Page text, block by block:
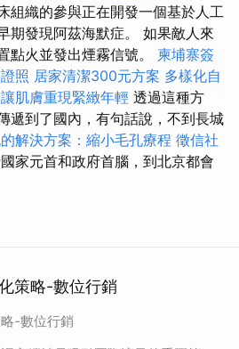
組織的參與正在開發一個基於人工
期發現阿茲海默症。 如果敵人來
點火並發出煙霧信號。 柬埔寨簽
照 居家清潔300元方案 多樣化自
肌膚重現緊緻年輕 透過這種方
遞到了國內，有句話說，不到長城
解決方案：縮小毛孔療程 徵信社
家元首和政府首腦，到北京都會
策略-數位行銷
-數位行銷